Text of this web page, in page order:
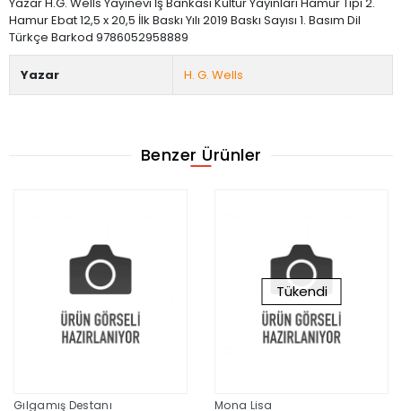
Hamur Ebat 12,5 x 20,5 İlk Baskı Yılı 2019 Baskı Sayısı 1. Basım Dil
Türkçe Barkod 9786052958889
Yazar H. G. Wells
Benzer Ürünler
Gılgamış Destanı
Tükendi
Mona Lisa